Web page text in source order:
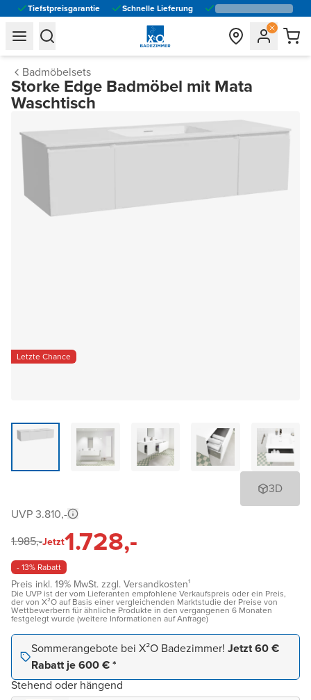
Tiefstpreisgarantie Schnelle Lieferung
general.navigation.toggle_menu.label
general.navigation.toggle_menu.label
Badmöbelsets
Storke Edge Badmöbel mit Mata
Waschtisch
Letzte Chance
3D
UVP 3.810,-
1.985,-Jetzt1.728,-
- 13% Rabatt
Preis inkl. 19% MwSt. zzgl. Versandkosten¹
Die UVP ist der vom Lieferanten empfohlene Verkaufspreis oder ein Preis,
der von X²O auf Basis einer vergleichenden Marktstudie der Preise von
Wettbewerbern für ähnliche Produkte in den vergangenen 6 Monaten
festgelegt wurde (weitere Informationen auf Anfrage)
Sommerangebote bei X²O Badezimmer! Jetzt 60 €
Rabatt je 600 € *
Stehend oder hängend